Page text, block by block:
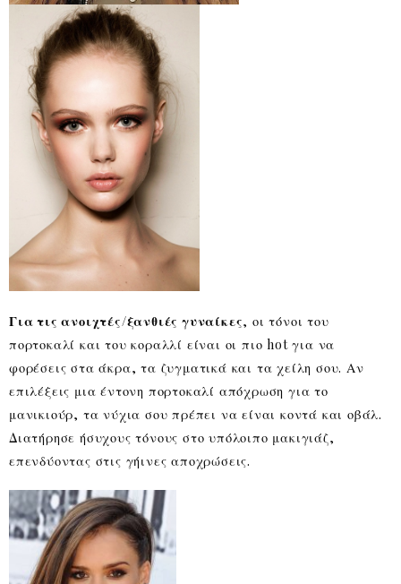
Για τις ανοιχτές/ξανθιές γυναίκες, οι τόνοι του
πορτοκαλί και του κοραλλί είναι οι πιο hot για να
φορέσεις στα άκρα, τα ζυγματικά και τα χείλη σου. Αν
επιλέξεις μια έντονη πορτοκαλί απόχρωση για το
μανικιούρ, τα νύχια σου πρέπει να είναι κοντά και οβάλ.
Διατήρησε ήσυχους τόνους στο υπόλοιπο μακιγιάζ,
επενδύοντας στις γήινες αποχρώσεις.